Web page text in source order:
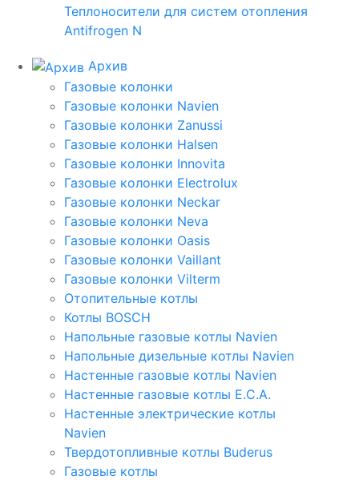
Теплоносители для систем отопления
Antifrogen N
Архив
Газовые колонки
Газовые колонки Navien
Газовые колонки Zanussi
Газовые колонки Halsen
Газовые колонки Innovita
Газовые колонки Electrolux
Газовые колонки Neckar
Газовые колонки Neva
Газовые колонки Oasis
Газовые колонки Vaillant
Газовые колонки Vilterm
Отопительные котлы
Котлы BOSCH
Напольные газовые котлы Navien
Напольные дизельные котлы Navien
Настенные газовые котлы Navien
Настенные газовые котлы E.C.A.
Настенные электрические котлы
Navien
Твердотопливные котлы Buderus
Газовые котлы